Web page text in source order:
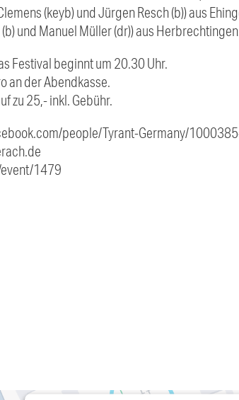
(keyb) und Jürgen Resch (b)) aus
und Manuel Müller (dr)) aus
Festival beginnt um 20.30 Uhr.
an der Abendkasse.
zu 25,- inkl. Gebühr.
people/Tyrant-Germany/
1479